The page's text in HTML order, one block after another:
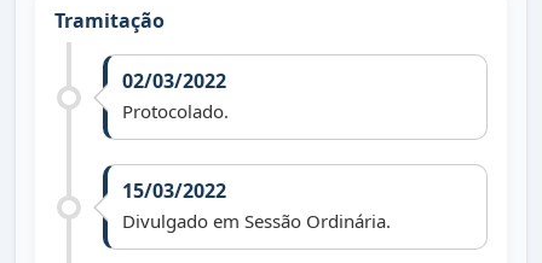
Tramitação
02/03/2022
Protocolado.
15/03/2022
Divulgado em Sessão Ordinária.